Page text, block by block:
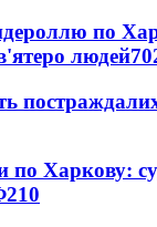
по
людей
по Харкову:
210